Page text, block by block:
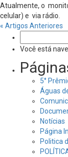
Atualmente, o
celular) e via rádio.
« Artigos Anteriores
por:
Você está
5°
Águas
Notícias
Página
Politica